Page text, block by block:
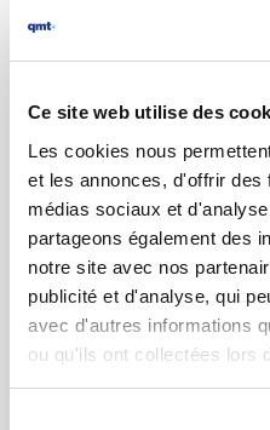
Ce site web utilise des
Les cookies nous
et les annonces, d'offrir des
médias sociaux et
partageons également des
notre site avec nos
publicité et d'analyse, qui
avec d'autres informations
ou qu'ils ont collectées lors
services.
17.06.2020 | par
Appareil de